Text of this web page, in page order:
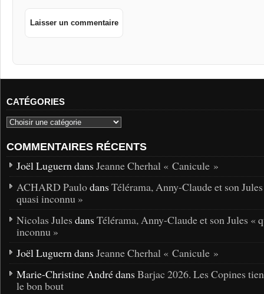
CATÉGORIES
COMMENTAIRES RÉCENTS
Joël Luguern dans Jeanne Cherhal « Canicule »
ACHARD Paulodans Télérama, Anny-Claude et son
quasi inconnu »
Nicolas Jules dans Télérama, Anny-Claude et son Jules «
inconnu »
Joël Luguern dans Jeanne Cherhal « Canicule »
Marie-Christine André dans Barjac 2026. Les Copines
le bon bout